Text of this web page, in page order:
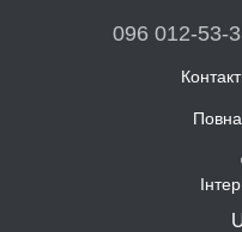
096 012-53-
Повна